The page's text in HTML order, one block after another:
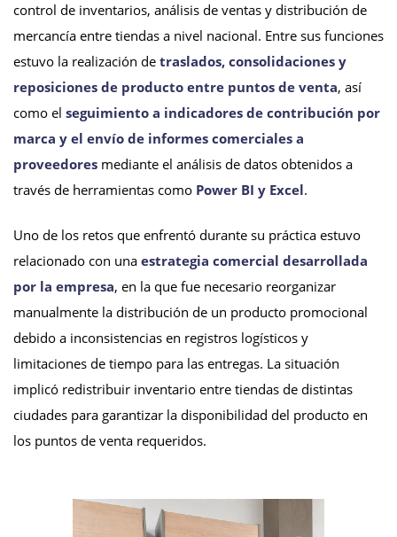
control de inventarios, análisis de ventas y distribución de
mercancía entre tiendas a nivel nacional. Entre sus funciones
estuvo la realización de traslados, consolidaciones y
reposiciones de producto entre puntos de venta, así
como el seguimiento a indicadores de contribución por
marca y el envío de informes comerciales a
proveedores mediante el análisis de datos obtenidos a
través de herramientas como Power BI y Excel.
Uno de los retos que enfrentó durante su práctica estuvo
relacionado con una estrategia comercial desarrollada
por la empresa, en la que fue necesario reorganizar
manualmente la distribución de un producto promocional
debido a inconsistencias en registros logísticos y
limitaciones de tiempo para las entregas. La situación
implicó redistribuir inventario entre tiendas de distintas
ciudades para garantizar la disponibilidad del producto en
los puntos de venta requeridos.